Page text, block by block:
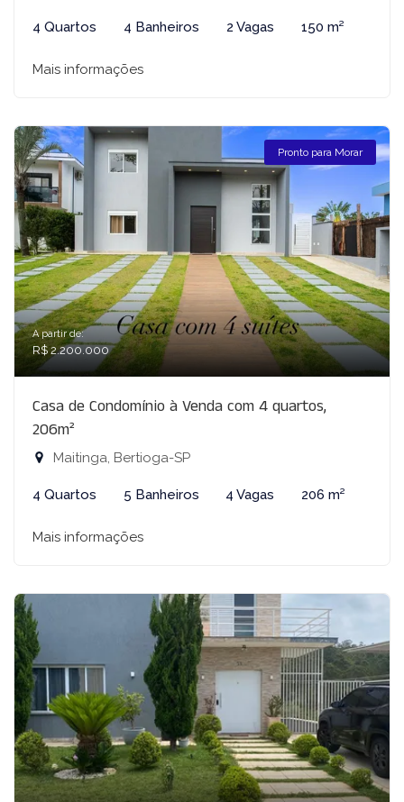
4 Quartos 4 Banheiros 2 Vagas 150 m²
Mais informações
Pronto para Morar
A partir de:
R$ 2.200.000
Casa de Condomínio à Venda com 4 quartos,
206m²
Maitinga, Bertioga-SP
4 Quartos 5 Banheiros 4 Vagas 206 m²
Mais informações